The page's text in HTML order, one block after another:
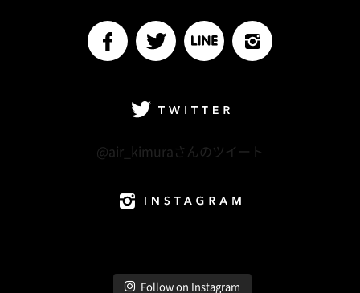
@air_kimuraさんのツイート
Follow on Instagram